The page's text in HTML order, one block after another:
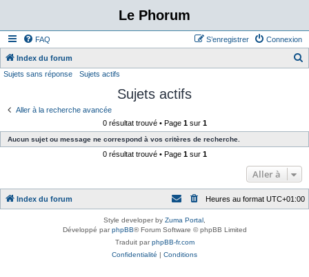
Le Phorum
FAQ Connexion
S’enregistrer
Index du forum
e
Sujets sans réponse Sujets actifs
Sujets actifs
Aller à la recherche avancée
0 résultat trouvé • Page 1sur 1
Aucun sujet ou message ne correspond à vos critères de recherche.
0 résultat trouvé • Page 1sur 1
Aller à
Index du forum Heures au format UTC+01:00
Style developer by Zuma Portal
Développé parphpBB® Forum Software © phpBB Limited
Traduit parphpBB-fr.com
Confidentialité | Conditions